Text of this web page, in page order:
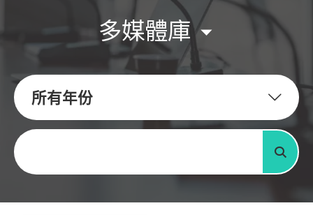
多媒體庫
所有年份
關鍵字
搜尋